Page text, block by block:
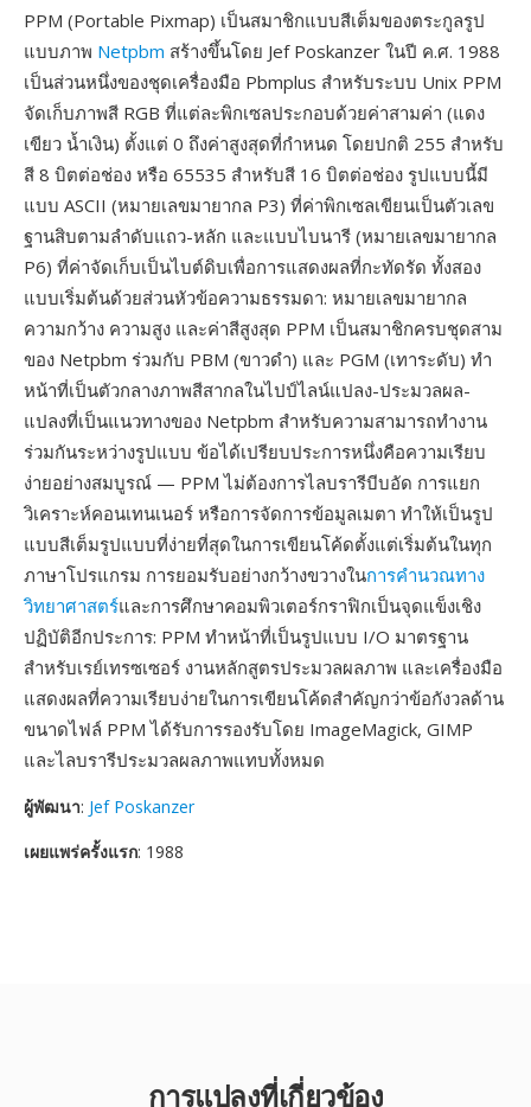
PPM (Portable Pixmap) เป็นสมาชิกแบบสีเต็มของตระกูลรูป
แบบภาพ Netpbm สร้างขึ้นโดย Jef Poskanzer ในปี ค.ศ. 1988
เป็นส่วนหนึ่งของชุดเครื่องมือ Pbmplus สำหรับระบบ Unix PPM
จัดเก็บภาพสี RGB ที่แต่ละพิกเซลประกอบด้วยค่าสามค่า (แดง
เขียว น้ำเงิน) ตั้งแต่ 0 ถึงค่าสูงสุดที่กำหนด โดยปกติ 255 สำหรับ
สี 8 บิตต่อช่อง หรือ 65535 สำหรับสี 16 บิตต่อช่อง รูปแบบนี้มี
แบบ ASCII (หมายเลขมายากล P3) ที่ค่าพิกเซลเขียนเป็นตัวเลข
ฐานสิบตามลำดับแถว-หลัก และแบบไบนารี (หมายเลขมายากล
P6) ที่ค่าจัดเก็บเป็นไบต์ดิบเพื่อการแสดงผลที่กะทัดรัด ทั้งสอง
แบบเริ่มต้นด้วยส่วนหัวข้อความธรรมดา: หมายเลขมายากล
ความกว้าง ความสูง และค่าสีสูงสุด PPM เป็นสมาชิกครบชุดสาม
ของ Netpbm ร่วมกับ PBM (ขาวดำ) และ PGM (เทาระดับ) ทำ
หน้าที่เป็นตัวกลางภาพสีสากลในไปป์ไลน์แปลง-ประมวลผล-
แปลงที่เป็นแนวทางของ Netpbm สำหรับความสามารถทำงาน
ร่วมกันระหว่างรูปแบบ ข้อได้เปรียบประการหนึ่งคือความเรียบ
ง่ายอย่างสมบูรณ์ — PPM ไม่ต้องการไลบรารีบีบอัด การแยก
วิเคราะห์คอนเทนเนอร์ หรือการจัดการข้อมูลเมตา ทำให้เป็นรูป
แบบสีเต็มรูปแบบที่ง่ายที่สุดในการเขียนโค้ดตั้งแต่เริ่มต้นในทุก
ภาษาโปรแกรม การยอมรับอย่างกว้างขวางในการคำนวณทาง
วิทยาศาสตร์และการศึกษาคอมพิวเตอร์กราฟิกเป็นจุดแข็งเชิง
ปฏิบัติอีกประการ: PPM ทำหน้าที่เป็นรูปแบบ I/O มาตรฐาน
สำหรับเรย์เทรซเซอร์ งานหลักสูตรประมวลผลภาพ และเครื่องมือ
แสดงผลที่ความเรียบง่ายในการเขียนโค้ดสำคัญกว่าข้อกังวลด้าน
ขนาดไฟล์ PPM ได้รับการรองรับโดย ImageMagick, GIMP
และไลบรารีประมวลผลภาพแทบทั้งหมด
ผู้พัฒนา: Jef Poskanzer
เผยแพร่ครั้งแรก: 1988
การแปลงที่เกี่ยวข้อง